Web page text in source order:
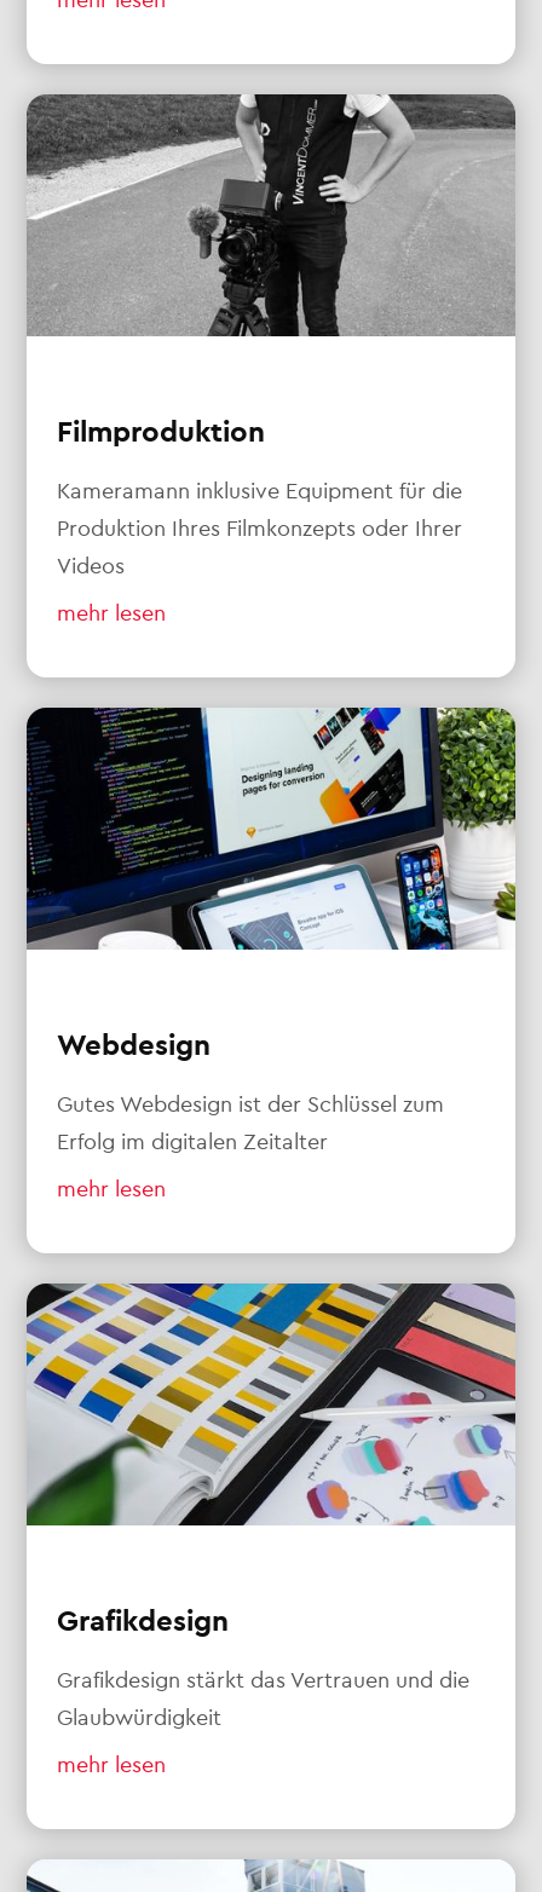
Filmproduktion
Kameramann inklusive Equipment für die
Produktion Ihres Filmkonzepts oder Ihrer
Videos
mehr lesen
Webdesign
Gutes Webdesign ist der Schlüssel zum
Erfolg im digitalen Zeitalter
mehr lesen
Grafikdesign
Grafikdesign stärkt das Vertrauen und die
Glaubwürdigkeit
mehr lesen